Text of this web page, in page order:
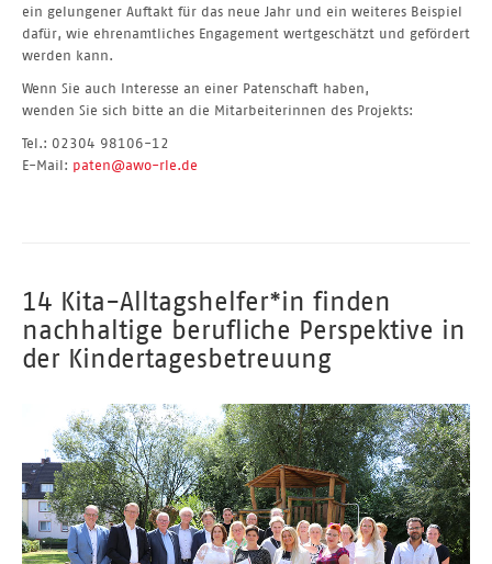
ein gelungener Auftakt für das neue Jahr und ein weiteres Beispiel
dafür, wie ehrenamtliches Engagement wertgeschätzt und gefördert
werden kann.
Wenn Sie auch Interesse an einer Patenschaft haben,
wenden Sie sich bitte an die Mitarbeiterinnen des Projekts:
Tel.: 02304 98106-12
E-Mail: paten@awo-rle.de
14 Kita-Alltagshelfer*in finden
nachhaltige berufliche Perspektive in
der Kindertagesbetreuung